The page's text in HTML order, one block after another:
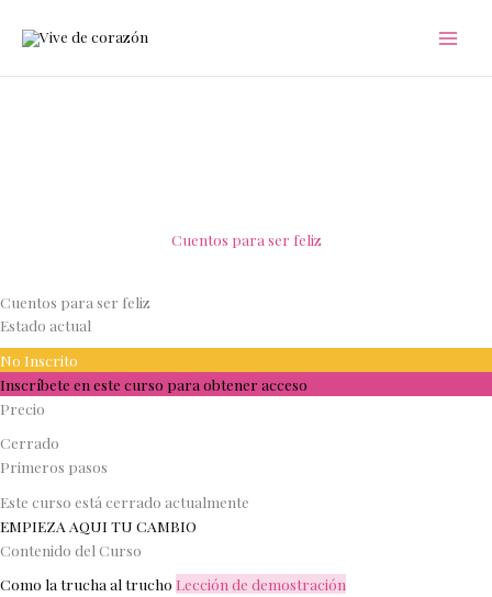
Cuentos para ser feliz
Cuentos para ser feliz
Estado actual
No Inscrito
Inscríbete en este curso para obtener acceso
Precio
Cerrado
Primeros pasos
Este curso está cerrado actualmente
EMPIEZA AQUI TU CAMBIO
Contenido del Curso
Como la trucha al trucho Lección de demostración